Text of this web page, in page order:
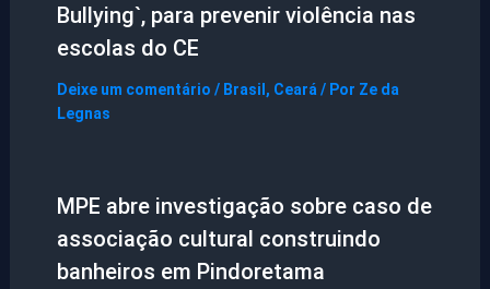
Bullying`, para prevenir violência nas
escolas do CE
Deixe um comentário / Brasil, Ceará / Por Ze da
Legnas
MPE abre investigação sobre caso de
associação cultural construindo
banheiros em Pindoretama